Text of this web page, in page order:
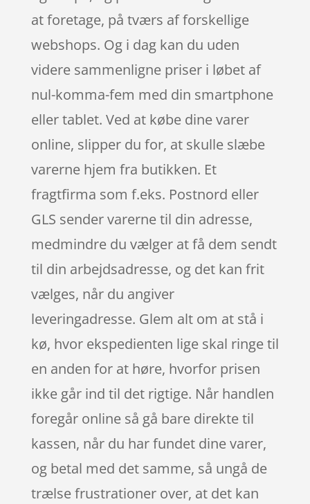
at foretage, på tværs af forskellige
webshops. Og i dag kan du uden
videre sammenligne priser i løbet af
nul-komma-fem med din smartphone
eller tablet. Ved at købe dine varer
online, slipper du for, at skulle slæbe
varerne hjem fra butikken. Et
fragtfirma som f.eks. Postnord eller
GLS sender varerne til din adresse,
medmindre du vælger at få dem sendt
til din arbejdsadresse, og det kan frit
vælges, når du angiver
leveringadresse. Glem alt om at stå i
kø, hvor ekspedienten lige skal ringe til
en anden for at høre, hvorfor prisen
ikke går ind til det rigtige. Når handlen
foregår online så gå bare direkte til
kassen, når du har fundet dine varer,
og betal med det samme, så ungå de
trælse frustrationer over, at det kan